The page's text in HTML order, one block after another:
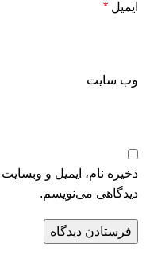
ایمیل *
وب‌ سایت
ذخیره نام، ایمیل و
دیدگاهی می‌نویسم.